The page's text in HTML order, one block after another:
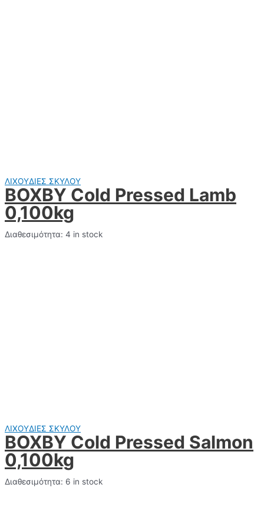
ΛΙΧΟΥΔΙΕΣ ΣΚΥΛΟΥ
BOXBY Cold Pressed Lamb
0,100kg
Διαθεσιμότητα: 4 in stock
ΛΙΧΟΥΔΙΕΣ ΣΚΥΛΟΥ
BOXBY Cold Pressed Salmon
0,100kg
Διαθεσιμότητα: 6 in stock